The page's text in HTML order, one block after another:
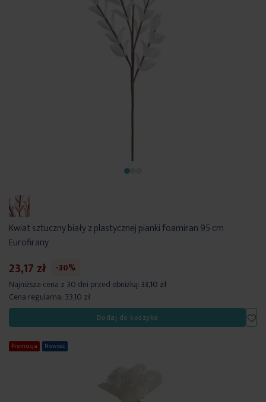
Kwiat sztuczny biały z plastycznej pianki foamiran 95 cm
Eurofirany
23,17 zł
-30%
Najniższa cena z 30 dni przed obniżką:33,10 zł
Cena regularna: 33,10 zł
Dodaj do koszyka
Promocja Nowość